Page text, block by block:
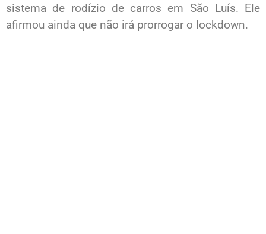
sistema de rodízio de carros em São Luís. Ele
afirmou ainda que não irá prorrogar o lockdown.